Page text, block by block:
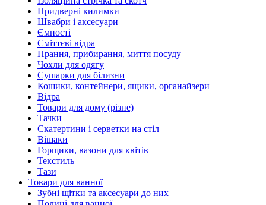
Придверні килимки
Швабри і аксесуари
Ємності
Сміттєві відра
Прання, прибирання, миття посуду
Чохли для одягу
Сушарки для білизни
Кошики, контейнери, ящики, органайзери
Відра
Товари для дому (різне)
Тачки
Скатертини і серветки на стіл
Вішаки
Горщики, вазони для квітів
Текстиль
Тази
Товари для ванної
Зубні щітки та аксесуари до них